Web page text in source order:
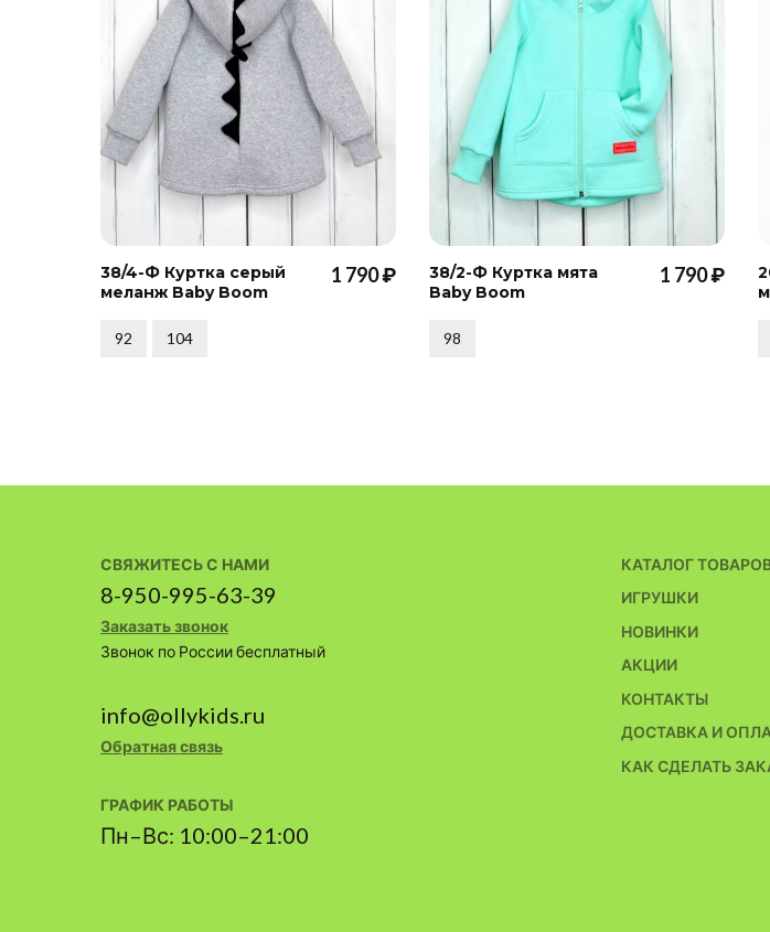
38/4-Ф Куртка серый
меланж Baby Boom
1 790 ₽
92 104
38/2-Ф Куртка мята
Baby Boom
1 790 ₽
98
КАТАЛОГ
ИГРУШКИ
НОВИНКИ
АКЦИИ
КОНТАКТЫ
ДОСТАВКА И
КАК СДЕЛАТЬ
СВЯЖИТЕСЬ С НАМИ
8-950-995-63-39
Заказать звонок
Звонок по России бесплатный
info@ollykids.ru
Обратная связь
ГРАФИК РАБОТЫ
Пн–Вс: 10:00–21:00